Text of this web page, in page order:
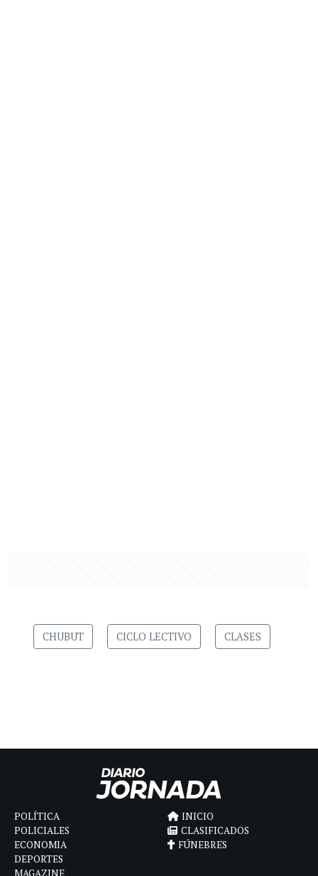
CHUBUT CICLO LECTIVO CLASES
POLÍTICA
POLICIALES
ECONOMIA
DEPORTES
MAGAZINE
INICIO
CLASIFICADOS
FÚNEBRES